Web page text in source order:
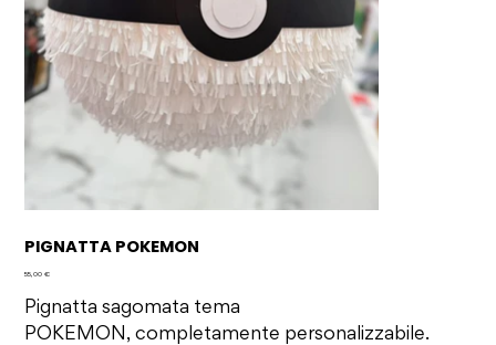
PIGNATTA POKEMON
Prezzo
55,00 €
Pignatta sagomata tema
POKEMON, completamente personalizzabile.